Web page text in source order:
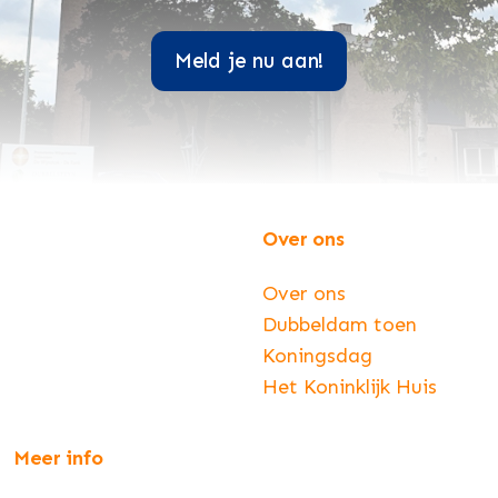
Meld je nu aan!
Over ons
Over ons
Dubbeldam toen
Koningsdag
Het Koninklijk Huis
Meer info